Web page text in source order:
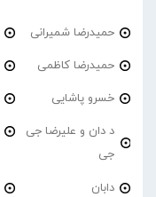
حمیدرضا شمیرانی
حمیدرضا کاظمی
خسرو پاشایی
د دان و علیرضا جی
جی
دابان